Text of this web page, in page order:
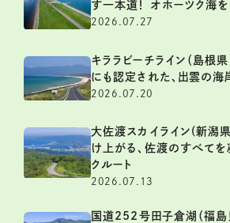
す一本道！ オホーツク海
2026.07.27
キララビーチライン（島根
にも認定された、出雲の海
2026.07.20
大佐渡スカイライン(新潟
け上がる、佐渡のすべてを
クルート
2026.07.13
国道252号田子倉湖（福島